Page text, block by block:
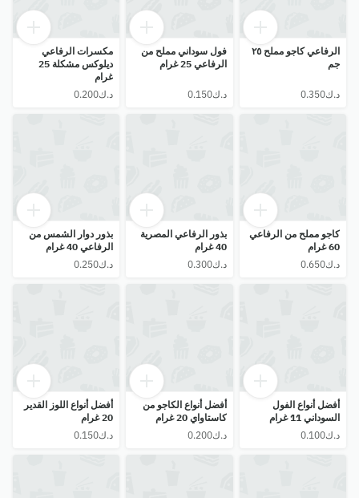
الرفاعي كاجو مملح ٢٥
جم
فول سوداني مملح من
الرفاعي 25 غرام
⁦د.ك0.150⁩
مكسرات الرفاعي
ديلوكس مشكلة 25
غرام
كاجو مملح من الرفاعي
60 غرام
بذور الرفاعي المصرية
40 غرام
⁦د.ك0.300⁩
بذور دوار الشمس من
الرفاعي 40 غرام
أفضل أنواع الفول
السوداني 11 غرام
أفضل أنواع الكاجو من
كاستاواي 20 غرام
⁦د.ك0.200⁩
أفضل أنواع اللوز القدير
20 غرام